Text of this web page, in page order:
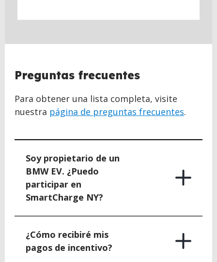
BACK
TOPreguntas frecuentes
Para obtener una lista completa, visite
nuestra página de preguntas frecuentes.
Soy propietario de un
BMW EV. ¿Puedo
participar en
SmartCharge NY?
¿Cómo recibiré mis
pagos de incentivo?